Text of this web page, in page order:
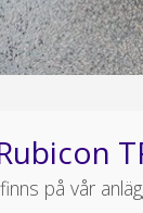
på vår